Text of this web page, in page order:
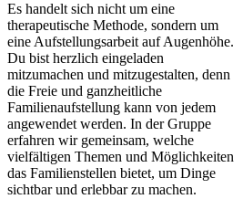
Es handelt sich nicht um eine
therapeutische Methode, sondern um
eine Aufstellungsarbeit auf Augenhöhe.
Du bist herzlich eingeladen
mitzumachen und mitzugestalten, denn
die Freie und ganzheitliche
Familienaufstellung kann von jedem
angewendet werden. In der Gruppe
erfahren wir gemeinsam, welche
vielfältigen Themen und Möglichkeiten
das Familienstellen bietet, um Dinge
sichtbar und erlebbar zu machen.